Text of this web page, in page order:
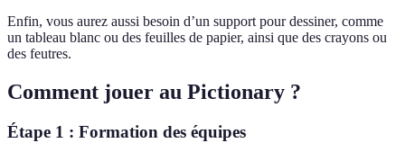
Enfin, vous aurez aussi besoin d’un support pour dessiner, comme
un tableau blanc ou des feuilles de papier, ainsi que des crayons ou
des feutres.
Comment jouer au Pictionary ?
Étape 1 : Formation des équipes